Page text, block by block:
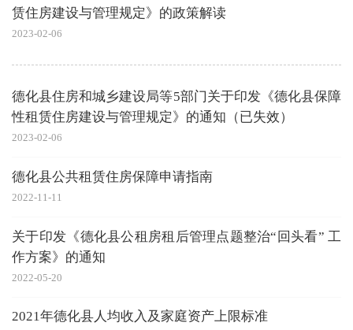
赁住房建设与管理规定》的政策解读
2023-02-06
德化县住房和城乡建设局等5部门关于印发《德化县保障
性租赁住房建设与管理规定》的通知（已失效）
2023-02-06
德化县公共租赁住房保障申请指南
2022-11-11
关于印发《德化县公租房租后管理点题整治“回头看” 工
作方案》的通知
2022-05-20
2021年德化县人均收入及家庭资产上限标准